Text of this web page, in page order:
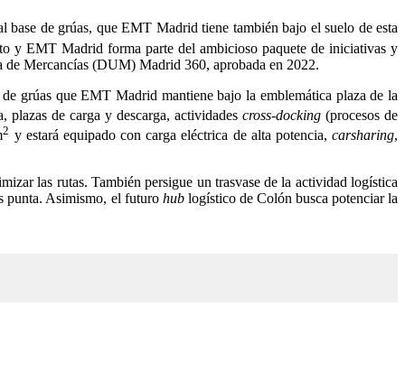
de grúas, que EMT Madrid tiene también bajo el suelo de esta
y EMT Madrid forma parte del ambicioso paquete de iniciativas y
de Mercancías (DUM) Madrid 360, aprobada en 2022.
grúas que EMT Madrid mantiene bajo la emblemática plaza de la
de carga y descarga, actividades cross-docking (procesos de
2 y estará equipado con carga eléctrica de alta potencia,carsharing,
las rutas. También persigue un trasvase de la actividad logística
punta. Asimismo, el futuro hub logístico de Colón busca potenciar la